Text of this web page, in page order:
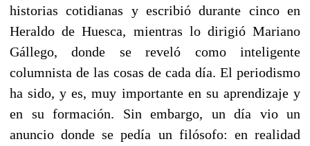
historias cotidianas y escribió durante cinco en
Heraldo de Huesca, mientras lo dirigió Mariano
Gállego, donde se reveló como inteligente
columnista de las cosas de cada día. El periodismo
ha sido, y es, muy importante en su aprendizaje y
en su formación. Sin embargo, un día vio un
anuncio donde se pedía un filósofo: en realidad